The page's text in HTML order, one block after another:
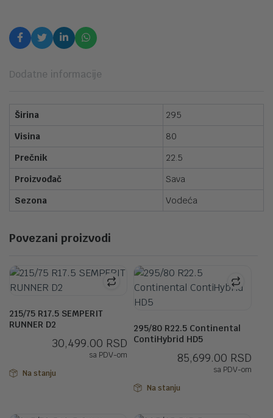
Dodatne informacije
Širina
295
Visina
80
Prečnik
22.5
Proizvođač
Sava
Sezona
Vodeća
Povezani proizvodi
215/75 R17.5 SEMPERIT
RUNNER D2
30,499.00 RSD
sa PDV-om
Na stanju
295/80 R22.5 Continental
ContiHybrid HD5
85,699.00 RSD
sa PDV-om
Na stanju